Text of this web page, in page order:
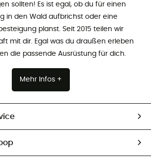
sollten! Es ist egal, ob du für einen
in den Wald aufbrichst oder eine
planst. Seit 2015 teilen wir
mit dir. Egal was du draußen erleben
die passende Ausrüstung für dich.
Mehr Infos +